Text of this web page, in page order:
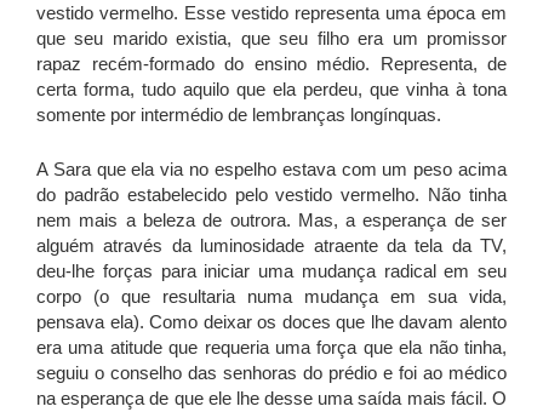
vestido vermelho. Esse vestido representa uma época em
que seu marido existia, que seu filho era um promissor
rapaz recém-formado do ensino médio. Representa, de
certa forma, tudo aquilo que ela perdeu, que vinha à tona
somente por intermédio de lembranças longínquas.
A Sara que ela via no espelho estava com um peso acima
do padrão estabelecido pelo vestido vermelho. Não tinha
nem mais a beleza de outrora. Mas, a esperança de ser
alguém através da luminosidade atraente da tela da TV,
deu-lhe forças para iniciar uma mudança radical em seu
corpo (o que resultaria numa mudança em sua vida,
pensava ela). Como deixar os doces que lhe davam alento
era uma atitude que requeria uma força que ela não tinha,
seguiu o conselho das senhoras do prédio e foi ao médico
na esperança de que ele lhe desse uma saída mais fácil. O